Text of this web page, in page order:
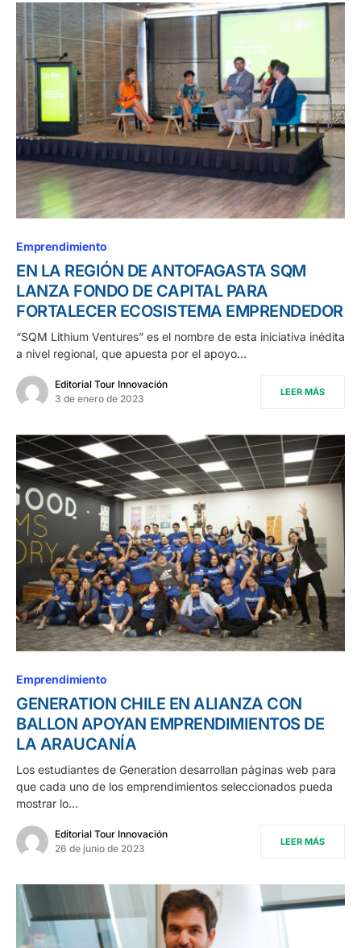
Emprendimiento
EN LA REGIÓN DE ANTOFAGASTA SQM
LANZA FONDO DE CAPITAL PARA
FORTALECER ECOSISTEMA EMPRENDEDOR
“SQM Lithium Ventures” es el nombre de esta iniciativa inédita
a nivel regional, que apuesta por el apoyo…
Editorial Tour Innovación
3 de enero de 2023
LEER MÁS
Emprendimiento
GENERATION CHILE EN ALIANZA CON
BALLON APOYAN EMPRENDIMIENTOS DE
LA ARAUCANÍA
Los estudiantes de Generation desarrollan páginas web para
que cada uno de los emprendimientos seleccionados pueda
mostrar lo…
Editorial Tour Innovación
26 de junio de 2023
LEER MÁS